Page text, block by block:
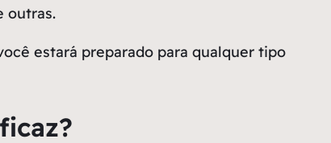
outras.
estará preparado para qualquer tipo